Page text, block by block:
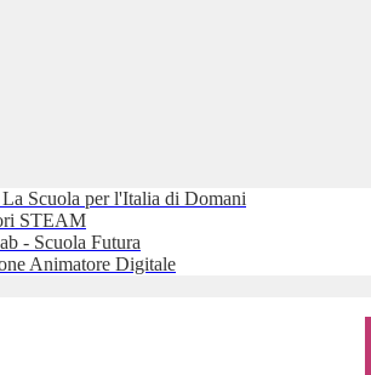
Scuola per l'Italia di Domani
STEAM
- Scuola Futura
Animatore Digitale